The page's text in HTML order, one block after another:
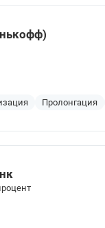
Пролонгация